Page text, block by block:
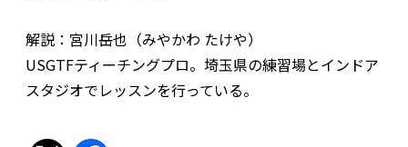
解説：宮川岳也（みやかわ たけや）
USGTFティーチングプロ。埼玉県の練習場とインドア
スタジオでレッスンを行っている。